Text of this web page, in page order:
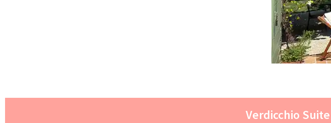
Verdicchio Suite